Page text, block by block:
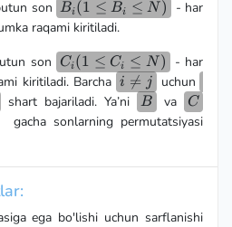
son B_i(1
\le
\le
N)
Bi(1 ≤ Bi ≤ N )
- har
raqami kiritiladi.
son C_i(1\le
C_i \le
N)
Ci (1 ≤ Ci ≤ N )
- har
kiritiladi. Barcha i
\neq
j
i 
= j uchun
shart bajariladi. Ya’ni B
B va C
C
gacha sonlarning permutatsiyasi
ega bo'lishi uchun sarflanishi